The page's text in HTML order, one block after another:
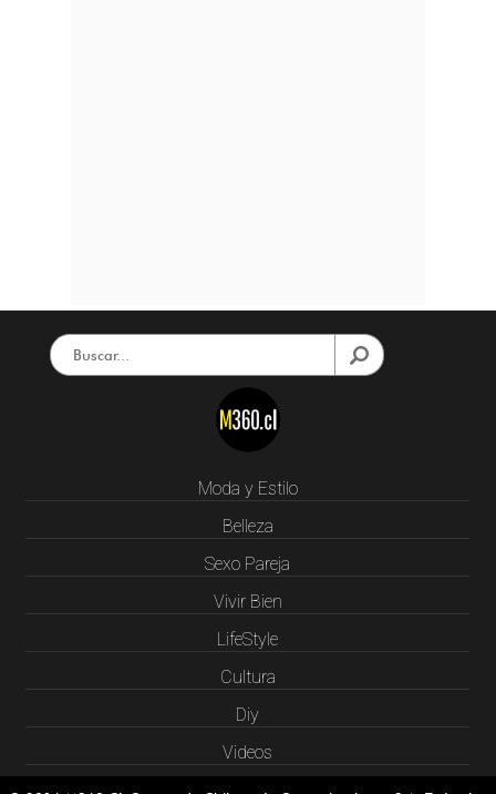
Moda y Estilo
Belleza
Sexo Pareja
Vivir Bien
LifeStyle
Cultura
Diy
Videos